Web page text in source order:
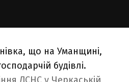
що на Уманщині,
будівлі.